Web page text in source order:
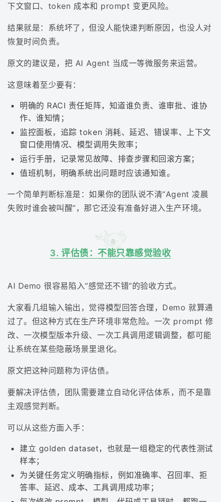
下文窗口、token 成本和 prompt 变更风险。
结果就是：系统坏了，但没人能快速判断原因，也没人对
恢复时间负责。
原文的建议是，把 AI Agent 当成一等微服务来运营。
这意味着至少要有：
明确的 RACI 责任矩阵，知道谁负责、谁审批、谁协
作、谁知情；
监控面板，追踪 token 消耗、延迟、错误率、上下文
窗口使用情况、模型调用失败率；
运行手册，记录常见故障、排查步骤和回滚方案；
值班机制，明确系统出问题时应该通知谁。
一个简单判断标准是：如果你的团队说不清“Agent 凌晨
失败时谁会被叫醒”，那它还没有准备好进入生产环境。
3. 评估债：不能只靠感觉验收
AI Demo 很容易陷入“感觉还不错”的验收方式。
大家看几组输入输出，觉得模型回答合理，Demo 就算通
过了。但这种方式在生产环境非常危险。一次 prompt 修
改、一次模型版本升级、一次工具调用逻辑调整，都可能
让系统在某些隐蔽场景里退化。
原文把这种问题称为评估债。
要解决评估债，团队需要建立自动化评估体系，而不是靠
主观感觉判断。
可以从这些方面入手：
建立 golden dataset，也就是一组稳定的代表性测试
样本；
为关键任务定义明确指标，例如准确率、召回率、拒
答率、延迟、成本、工具调用成功率；